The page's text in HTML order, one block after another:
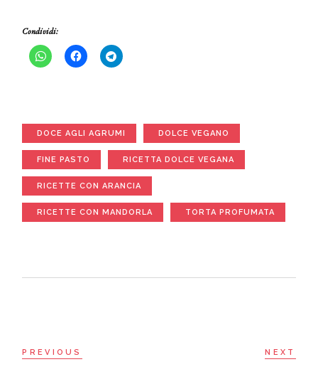
Condividi:
DOCE AGLI AGRUMI DOLCE VEGANO
FINE PASTO RICETTA DOLCE VEGANA
RICETTE CON ARANCIA
RICETTE CON MANDORLA TORTA PROFUMATA
PREVIOUS NEXT